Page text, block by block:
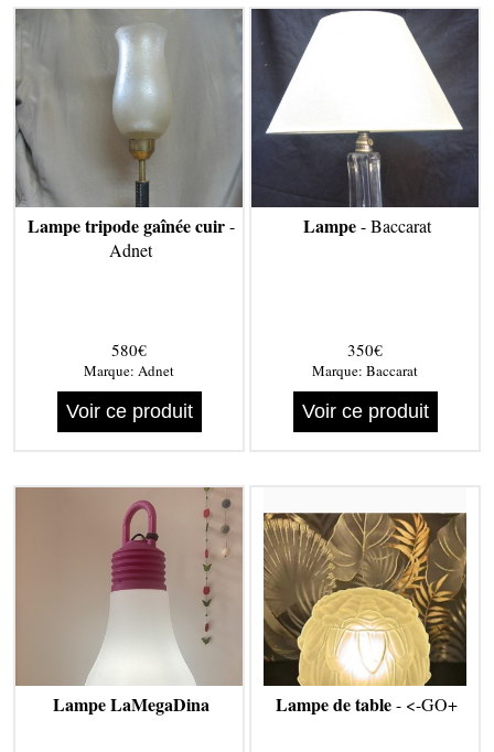
Lampe tripode gaînée cuir-
Adnet
580€
Marque: Adnet
Voir ce produit
Lampe- Baccarat
350€
Marque: Baccarat
Voir ce produit
Lampe LaMegaDina Lampe de table- <-GO+